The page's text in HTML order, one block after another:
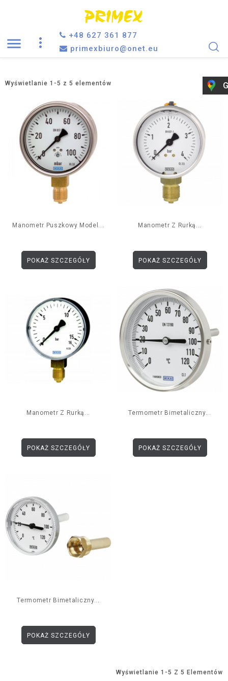

+48 627 361 877
primexbiuro@onet.eu
Wyświetlanie 1-5 z 5 elementów
Manometr Puszkowy Model...
POKAŻ SZCZEGÓŁY
Manometr Z Rurką...
POKAŻ SZCZEGÓŁY
Manometr Z Rurką...
POKAŻ SZCZEGÓŁY
Termometr Bimetaliczny...
POKAŻ SZCZEGÓŁY
Termometr Bimetaliczny...
POKAŻ SZCZEGÓŁY
Wyświetlanie 1-5 Z 5 Elementów